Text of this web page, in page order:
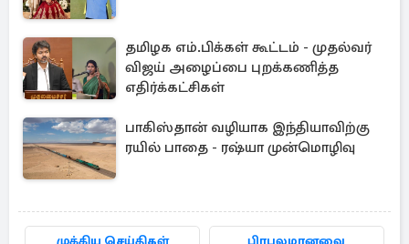
தமிழக எம்.பிக்கள் கூட்டம் - முதல்வர்
விஜய் அழைப்பை புறக்கணித்த
எதிர்க்கட்சிகள்
பாகிஸ்தான் வழியாக இந்தியாவிற்கு
ரயில் பாதை - ரஷ்யா முன்மொழிவு
முக்கிய செய்திகள் பிரபலமானவை